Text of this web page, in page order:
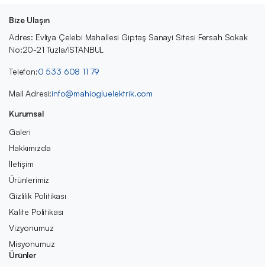
Bize Ulaşın
Adres: Evliya Çelebi Mahallesi Giptaş Sanayi Sitesi Fersah Sokak
No:20-21 Tuzla/İSTANBUL
Telefon:0 533 608 11 79
Mail Adresi:info@mahiogluelektrik.com
Kurumsal
Galeri
Hakkımızda
İletişim
Ürünlerimiz
Gizlilik Politikası
Kalite Politikası
Vizyonumuz
Misyonumuz
Ürünler